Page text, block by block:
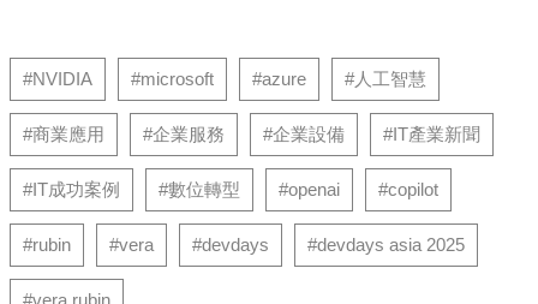
#NVIDIA #microsoft #azure #人工智慧
#商業應用 #企業服務 #企業設備 #IT產業新聞
#IT成功案例 #數位轉型 #openai #copilot
#rubin #vera #devdays #devdays asia 2025
#vera rubin